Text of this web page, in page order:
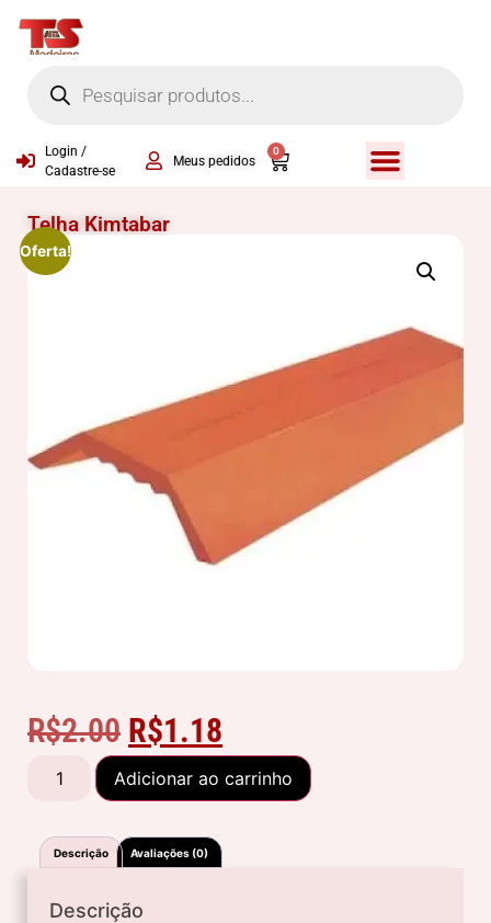
Login /
Cadastre-se
Meus pedidos
0
Telha Kimtabar
Oferta!
R$2.00 R$1.18
Adicionar ao carrinho
Descrição Avaliações (0)
Descrição